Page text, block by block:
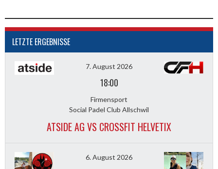
LETZTE ERGEBNISSE
7. August 2026
18:00
Firmensport
Social Padel Club Allschwil
ATSIDE AG VS CROSSFIT HELVETIX
6. August 2026